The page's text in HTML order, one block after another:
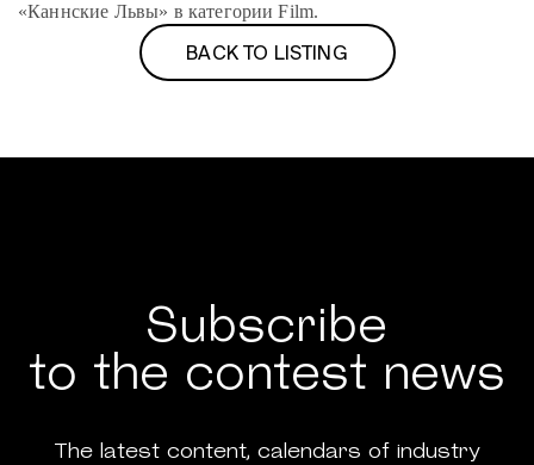
«Каннские Львы» в категории Film.
BACK TO LISTING
Subscribe
to the contest news
The latest content, calendars of industry